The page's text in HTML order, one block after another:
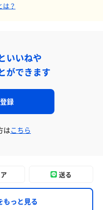
は？
いいねや
ができます
録
はこちら
送る
もっと見る